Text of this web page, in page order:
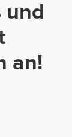
und
an!